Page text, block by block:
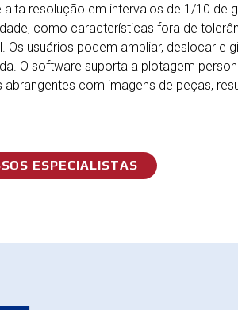
alta resolução em intervalos de 1/10 de
como características fora de
Os usuários podem ampliar, deslocar e
O software suporta a plotagem
abrangentes com imagens de peças,
ESPECIALISTAS